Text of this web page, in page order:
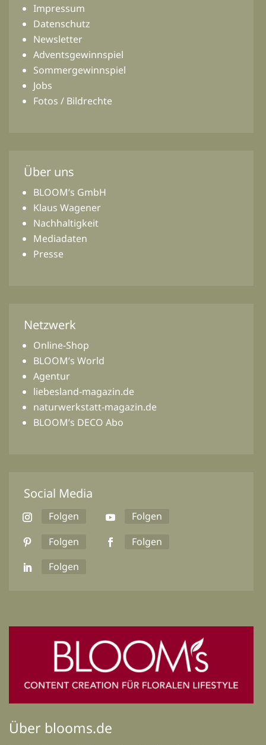
Impressum
Datenschutz
Newsletter
Adventsgewinnspiel
Sommergewinnspiel
Jobs
Fotos / Bildrechte
Über uns
BLOOM’s GmbH
Klaus Wagener
Nachhaltigkeit
Mediadaten
Presse
Netzwerk
Online-Shop
BLOOM’s World
Agentur
liebesland-magazin.de
naturwerkstatt-magazin.de
BLOOM’s DECO Abo
Social Media
Folgen
Folgen
Folgen
Folgen
Folgen
Über blooms.de